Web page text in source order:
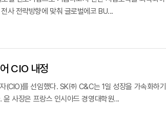
사 전략방향에 맞춰 글로벌에코 BU...
CIO 내정
를 선임했다. SK㈜ C&C는 1일 성장을 가속화하기
사장은 프랑스 인시아드 경영대학원...